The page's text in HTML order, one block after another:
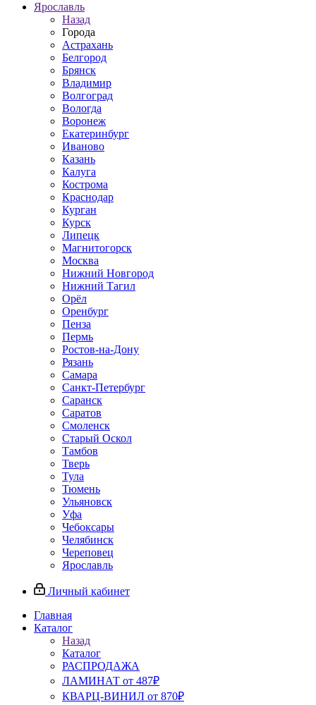
Ярославль
Назад
Города
Астрахань
Белгород
Брянск
Владимир
Волгоград
Вологда
Воронеж
Екатеринбург
Иваново
Казань
Калуга
Кострома
Краснодар
Курган
Курск
Липецк
Магнитогорск
Москва
Нижний Новгород
Нижний Тагил
Орёл
Оренбург
Пенза
Пермь
Ростов‑на‑Дону
Рязань
Самара
Санкт‑Петербург
Саранск
Саратов
Смоленск
Старый Оскол
Тамбов
Тверь
Тула
Тюмень
Ульяновск
Уфа
Чебоксары
Челябинск
Череповец
Ярославль
Личный кабинет
Главная
Каталог
Назад
Каталог
РАСПРОДАЖА
ЛАМИНАТ от 487₽
КВАРЦ-ВИНИЛ от 870₽